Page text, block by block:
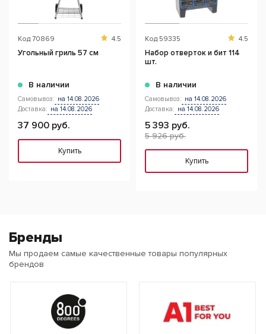
Код 70869 4.5
Угольный гриль 57 см
В наличии
Самовывоз: на 14.08.2026
Доставка: на 14.08.2026
37 900 руб.
Купить
Код 59335 4.5
Набор отверток и бит 114
шт.
В наличии
Самовывоз: на 14.08.2026
Доставка: на 14.08.2026
5 393 руб.
5 926 руб.
Купить
Бренды
Мы продаем самые качественные товары популярных
брендов